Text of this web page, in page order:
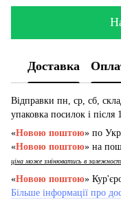
Доставка
Відправки пн, ср, сб,
упаковка посилок і після
«Новою поштою» по
«Новою поштою» на
ціна може змінюватись в
«Новою поштою»
Більше інформації про